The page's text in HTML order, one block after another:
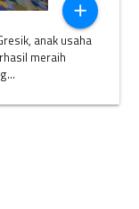
add
anak usaha
meraih